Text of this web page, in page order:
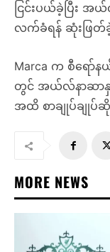
ငြင်းပယ်ခဲ့ပြီး
လက်ခံရန် ဆုံးဖြတ်ခဲ့
Marca က စီရော်
တွင် အယ်လ်နာဆာနှ
အထိ စာချုပ်ချုပ်
MORE NEWS